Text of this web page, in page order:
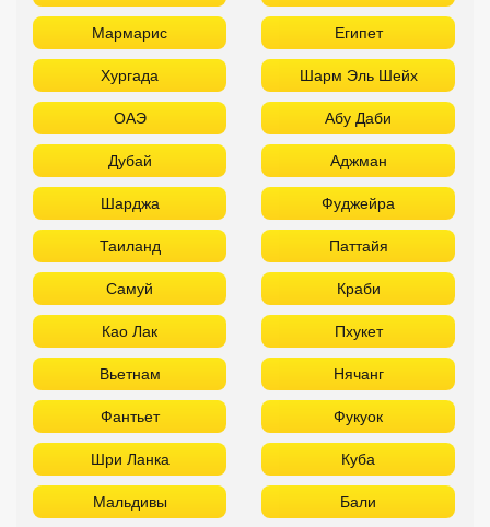
Мармарис Египет
Хургада Шарм Эль Шейх
ОАЭ Абу Даби
Дубай Аджман
Шарджа Фуджейра
Таиланд Паттайя
Самуй Краби
Као Лак Пхукет
Вьетнам Нячанг
Фантьет Фукуок
Шри Ланка Куба
Мальдивы Бали